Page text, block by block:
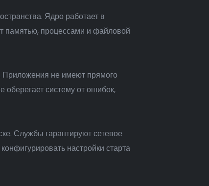
Ядро работает в
памятью, процессами и файловой
Приложения не имеют прямого
систему от ошибок,
Службы гарантируют сетевое
настройки старта